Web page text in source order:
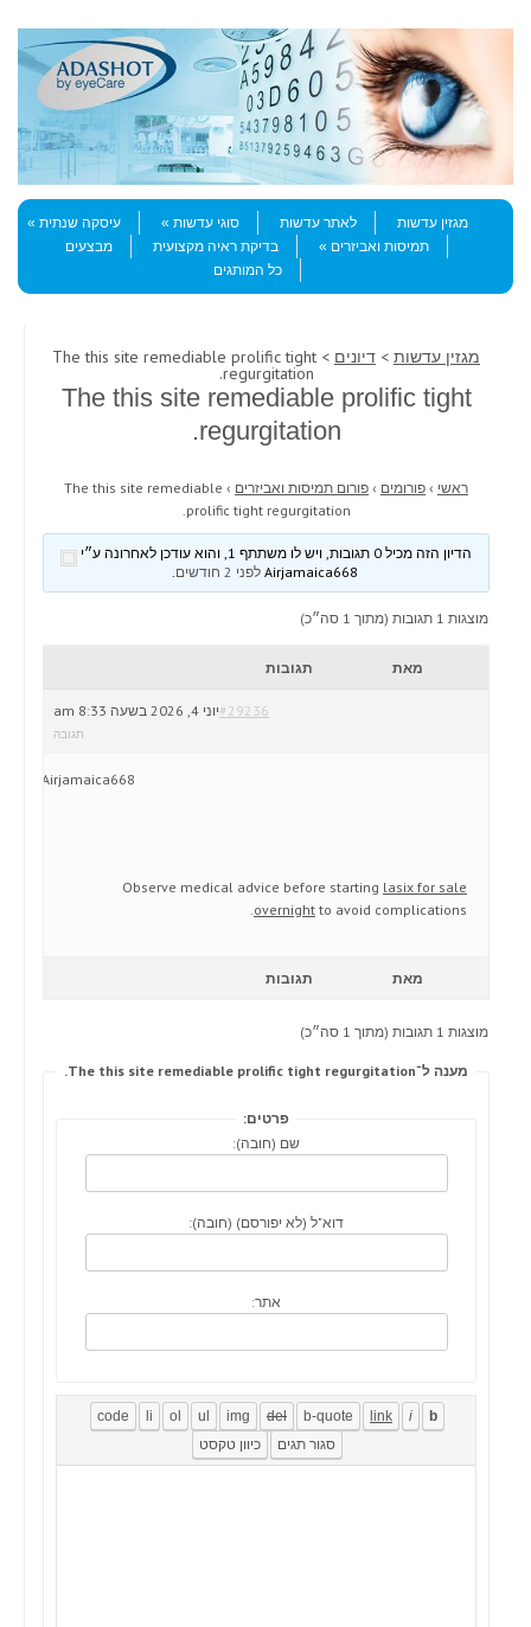
Menu
Skip to content
מגזין עדשות
לאתר עדשות סוגי עדשות
עיסקה שנתית
תמיסות ואביזרים
בדיקת ראיה מקצועית
מבצעים
כל המותגים
מגזין עדשות > דיונים > The this site remediable prolific tight
regurgitation.
The this site remediable prolific tight
regurgitation.
ראשי › פורומים › פורום תמיסות ואביזרים ›
The this site remediable
prolific tight regurgitation.
הדיון הזה מכיל 0 תגובות, ויש לו משתתף 1, והוא עודכן לאחרונה ע״י
לפני 2 חודשים .
מוצגות 1 תגובות (מתוך 1 סה״כ)
מאת תגובות
יוני 4, 2026 בשעה 8:33 am#29236
תגובה
Airjamaica668
Observe medical advice before starting lasix for sale
overnight to avoid complications.
מאת תגובות
מוצגות 1 תגובות (מתוך 1 סה״כ)
מענה ל־The this site remediable prolific tight regurgitation.
פרטים:
שם (חובה):
דוא"ל (לא יפורסם) (חובה):
אתר: